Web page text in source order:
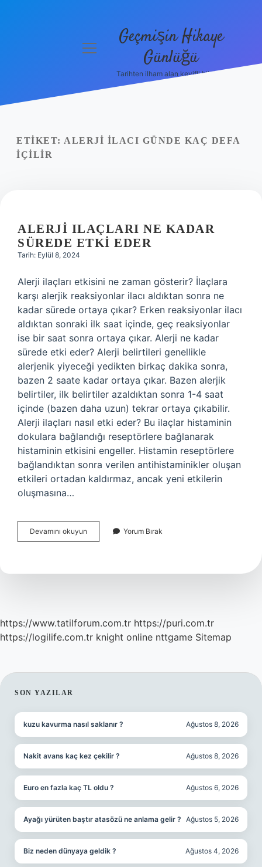
Yasal Uyarı
menüyü
Geçmişin Hikaye
Günlüğü
Tarihten ilham alan keyifli bilgiler!
ETIKET: ALERJI ILACI GÜNDE KAÇ DEFA
IÇILIR
ALERJI ILAÇLARI NE KADAR
SÜREDE ETKI EDER
Tarih: Eylül 8, 2024
Alerji ilaçları etkisini ne zaman gösterir? İlaçlara
karşı alerjik reaksiyonlar ilacı aldıktan sonra ne
kadar sürede ortaya çıkar? Erken reaksiyonlar ilacı
aldıktan sonraki ilk saat içinde, geç reaksiyonlar
ise bir saat sonra ortaya çıkar. Alerji ne kadar
sürede etki eder? Alerji belirtileri genellikle
alerjenik yiyeceği yedikten birkaç dakika sonra,
bazen 2 saate kadar ortaya çıkar. Bazen alerjik
belirtiler, ilk belirtiler azaldıktan sonra 1-4 saat
içinde (bazen daha uzun) tekrar ortaya çıkabilir.
Alerji ilaçları nasıl etki eder? Bu ilaçlar histaminin
dokulara bağlandığı reseptörlere bağlanarak
histaminin etkisini engeller. Histamin reseptörlere
bağlandıktan sonra verilen antihistaminikler oluşan
etkileri ortadan kaldırmaz, ancak yeni etkilerin
oluşmasına…
Devamını okuyun
Ilaçları
Sürede
Yorum Bırak
https://www.tatilforum.com.tr https://puri.com.tr
https://logilife.com.tr knight online nttgame Sitemap
SIDEBAR
SON YAZILAR
kuzu kavurma nasıl saklanır ? Ağustos 8, 2026
Nakit avans kaç kez çekilir ? Ağustos 8, 2026
Euro en fazla kaç TL oldu ? Ağustos 6, 2026
Ayağı yürüten baştır atasözü ne anlama gelir ? Ağustos 5, 2026
Biz neden dünyaya geldik ? Ağustos 4, 2026